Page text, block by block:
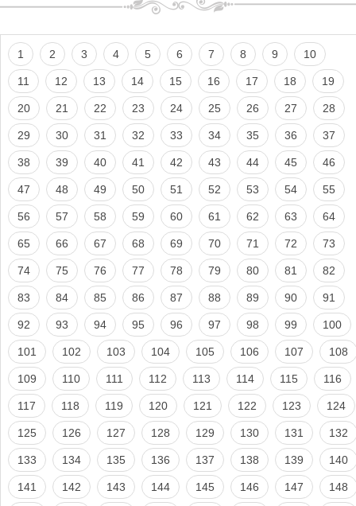
1 2 3 4 5 6 7 8 9 10
11 12 13 14 15 16 17 18 19
20 21 22 23 24 25 26 27 28
29 30 31 32 33 34 35 36 37
38 39 40 41 42 43 44 45 46
47 48 49 50 51 52 53 54 55
56 57 58 59 60 61 62 63 64
65 66 67 68 69 70 71 72 73
74 75 76 77 78 79 80 81 82
83 84 85 86 87 88 89 90 91
92 93 94 95 96 97 98 99 100
101 102 103 104 105 106 107 108
109 110 111 112 113 114 115 116
117 118 119 120 121 122 123 124
125 126 127 128 129 130 131 132
133 134 135 136 137 138 139 140
141 142 143 144 145 146 147 148